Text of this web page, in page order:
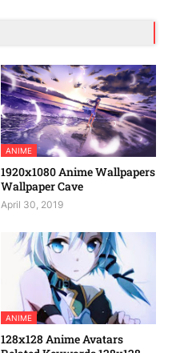
ANIME
1920x1080 Anime Wallpapers
Wallpaper Cave
April 30, 2019
ANIME
128x128 Anime Avatars